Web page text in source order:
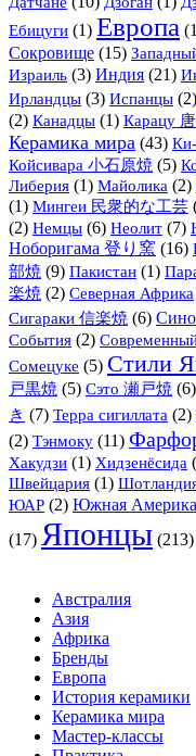
Ебицуги (1) Европа
Сокровище (15)
Израиль (3) Индия (21)
Ирландцы (3) Испанцы (2)
(2) Канадцы (1) Карацу
Керамика мира (43)
Койсивара 小石原焼 (5)
Либерия (1) Майолика (2)
(1) Мингеи 民衆的な工芸
(2) Немцы (6) Неолит (7)
Ноборигама 登り窯 (16)
部焼 (9) Пакистан (1)
楽焼 (2) Северная Африка
Сигараки 信楽焼 (6)
События (2)
Сомецуке (5) Стили
戸黒焼 (5) Сэто 瀬戸焼 (6)
き (7) Терра сигиллата (2)
(2) Тэнмоку (11)
Хакудзи (1) Хидзенёсида
Швейцария (1)
ЮАР (2) Южная Америка
(17) Японцы (213)
Австралия
Азия
Африка
Бренды
Европа
История керамики
Керамика мира
Мастер-классы